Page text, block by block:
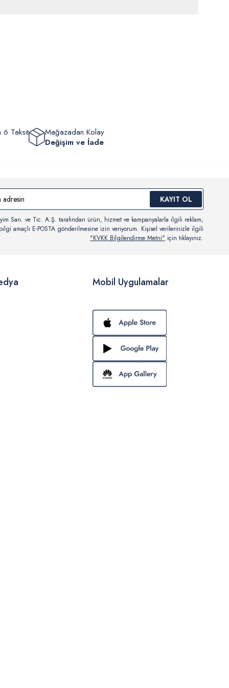
6 Taksit
Mağazadan Kolay
Değişim ve İade
KAYIT OL
San. ve Tic. A.Ş. tarafından ürün, hizmet ve kampanyalarla ilgili reklam,
amaçlı E-POSTA gönderilmesine izin veriyorum. Kişisel verilerinizle ilgili
"KVKK Bilgilendirme Metni" için tıklayınız.
Mobil Uygulamalar